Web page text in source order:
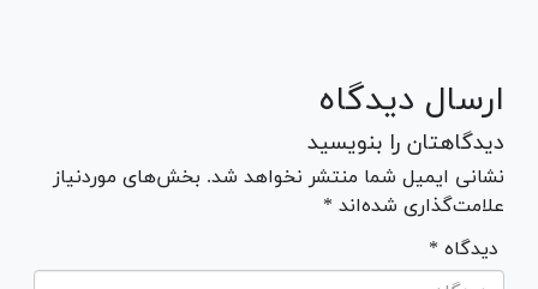
ارسال دیدگاه
دیدگاهتان را بنویسید
نشانی ایمیل شما منتشر نخواهد شد. بخش‌های موردنیاز
علامت‌گذاری شده‌اند *
* دیدگاه